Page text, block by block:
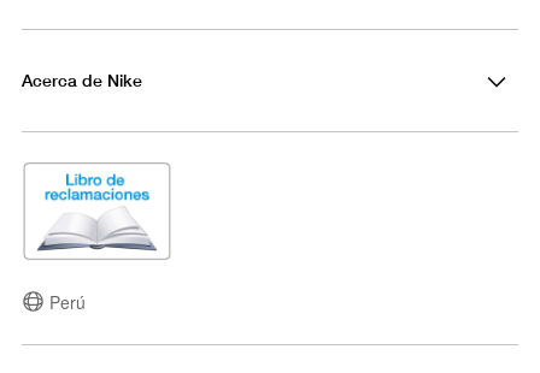
Acerca de Nike
Perú